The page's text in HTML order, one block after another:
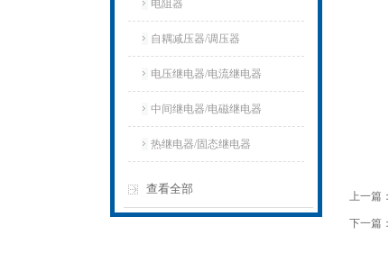
电阻器
自耦减压器/调压器
电压继电器/电流继电器
中间继电器/电磁继电器
热继电器/固态继电器
查看全部
上一篇：
下一篇：